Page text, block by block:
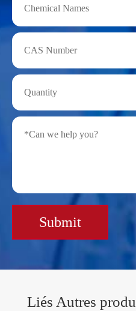
Submit
Liés Autres